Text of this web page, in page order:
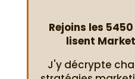
Rejoins les
lisent
J'y décrypte